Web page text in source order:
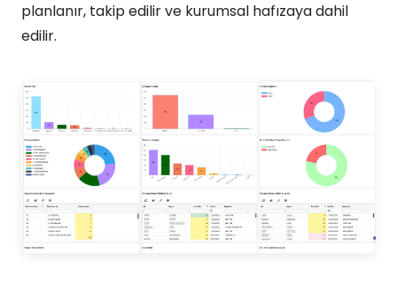
planlanır, takip edilir ve kurumsal hafızaya dahil
edilir.